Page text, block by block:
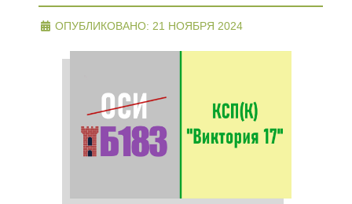
ОПУБЛИКОВАНО: 21 НОЯБРЯ 2024